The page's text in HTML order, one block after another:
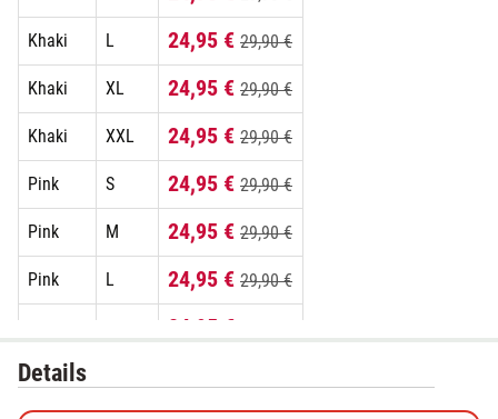
Khaki L 24,95 € 29,90 €
Khaki XL 24,95 € 29,90 €
Khaki XXL 24,95 € 29,90 €
Pink S 24,95 € 29,90 €
Pink M 24,95 € 29,90 €
Pink L 24,95 € 29,90 €
24,95 €
Pink
Details